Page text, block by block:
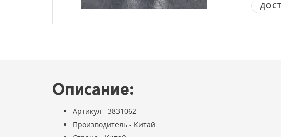
Описание:
Артикул - 3831062
Производитель - Китай